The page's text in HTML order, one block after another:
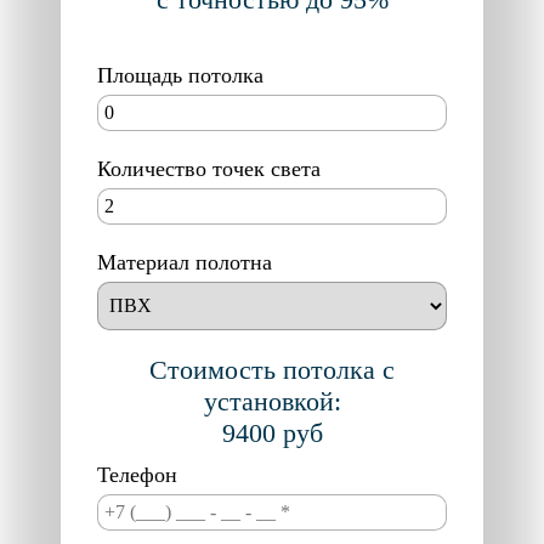
Площадь потолка
Количество точек света
Материал полотна
Стоимость потолка с
установкой:
9400руб
Телефон